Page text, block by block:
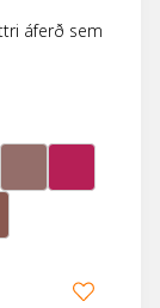
áferð sem